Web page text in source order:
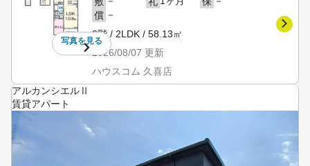
写真を見る
償 －
3階 / 2LDK / 58.13㎡
2026/08/07 更新
ハウスコム 久喜店
アルカンシエルⅡ
賃貸アパート